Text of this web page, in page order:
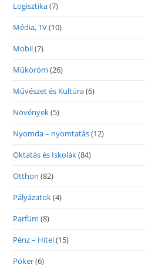
Logisztika(7)
Média, TV(10)
Mobil(7)
Műköröm (26)
Művészet és Kultúra(6)
Növények(5)
Nyomda – nyomtatás(12)
Oktatás és Iskolák(84)
Otthon (82)
Pályázatok(4)
Parfüm (8)
Pénz – Hitel(15)
Póker(6)